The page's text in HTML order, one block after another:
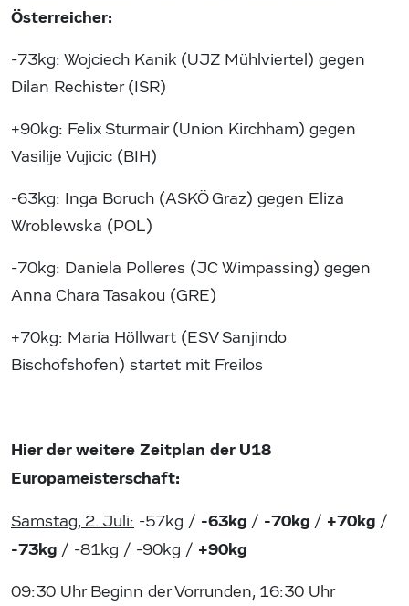
Österreicher:
-73kg: Wojciech Kanik (UJZ Mühlviertel) gegen
Dilan Rechister (ISR)
+90kg: Felix Sturmair (Union Kirchham) gegen
Vasilije Vujicic (BIH)
-63kg: Inga Boruch (ASKÖ Graz) gegen Eliza
Wroblewska (POL)
-70kg: Daniela Polleres (JC Wimpassing) gegen
Anna Chara Tasakou (GRE)
+70kg: Maria Höllwart (ESV Sanjindo
Bischofshofen) startet mit Freilos
Hier der weitere Zeitplan der U18
Europameisterschaft:
Samstag, 2. Juli: -57kg / -63kg / -70kg / +70kg /
-73kg / -81kg / -90kg / +90kg
09:30 Uhr Beginn der Vorrunden, 16:30 Uhr